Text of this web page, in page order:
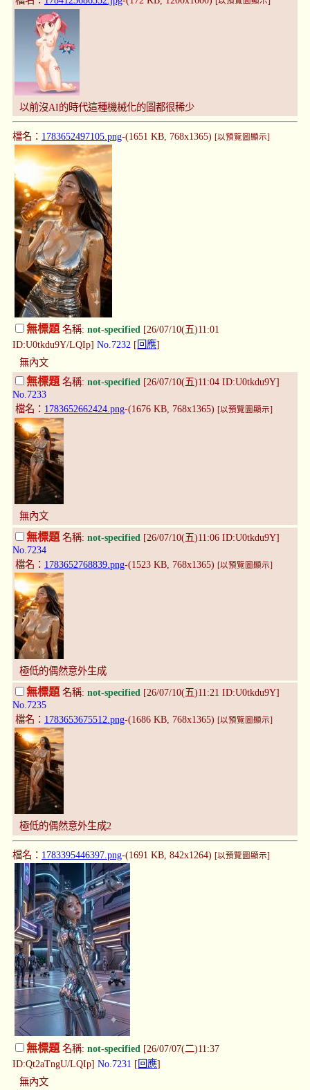
以前沒AI的時代這種機械化的圖都很稀少
檔名： 1783652497105.png-(1651 KB, 768x1365) [以預覽圖顯示]
無標題名稱: not-specified [26/07/10(五)11:01
ID:U0tkdu9Y/LQIp] No.7232 [ 回應]
無內文
無標題名稱: not-specified [26/07/10(五)11:04 ID:U0tkdu9Y]
No.7233
檔名： 1783652662424.png-(1676 KB, 768x1365) [以預覽圖顯示]
無內文
無標題 名稱: not-specified [26/07/10(五)11:06 ID:U0tkdu9Y]
No.7234
檔名： 1783652768839.png-(1523 KB, 768x1365) [以預覽圖顯示]
極低的偶然意外生成
無標題 名稱: not-specified [26/07/10(五)11:21 ID:U0tkdu9Y]
No.7235
檔名： 1783653675512.png-(1686 KB, 768x1365) [以預覽圖顯示]
極低的偶然意外生成2
檔名： 1783395446397.png-(1691 KB, 842x1264) [以預覽圖顯示]
無標題名稱: not-specified [26/07/07(二)11:37
ID:Qt2aTngU/LQIp] No.7231 [ 回應]
無內文